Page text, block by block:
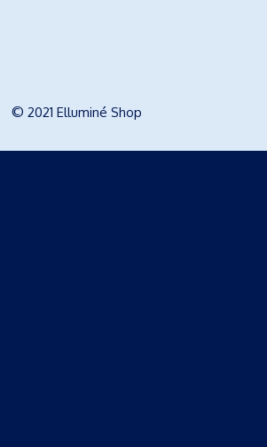
© 2021 Elluminé Shop